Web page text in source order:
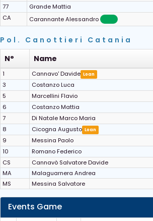
77
Grande Mattia
CA
Carannante Alessandro
Pol. Canottieri Catania
N°
Name
1 Cannavo' Davide Loan
3
Costanzo Luca
5
Marcellini Flavio
6
Costanzo Mattia
7
Di Natale Marco Maria
8
Cicogna Augusto Loan
9
Messina Paolo
10
Romano Federico
CS
Cannavò Salvatore Davide
MA
Malaguarnera Andrea
MS
Messina Salvatore
Events Game